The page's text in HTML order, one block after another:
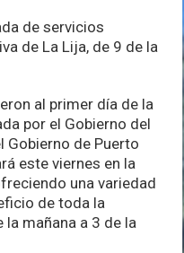
de servicios
de La Lija, de 9 de la
al primer día de la
por el Gobierno del
Gobierno de Puerto
este viernes en la
una variedad
de toda la
mañana a 3 de la